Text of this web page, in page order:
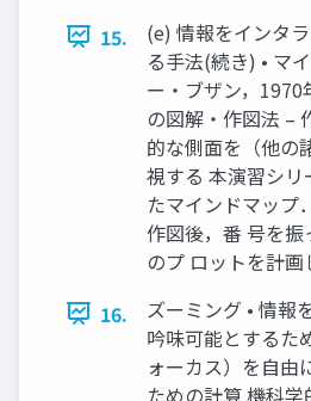
15.
(e) 情報をインタ
る手法(続き) • マ
ー・ブザン，
の図解・作図法 –
的な側面を（他の
視する 本演習シ
たマインドマップ
作図後，番 号を振
のプ ロットを計画
16.
ズーミング • 情報
吟味可能とするた
ォーカス）を自由
ための計算 機科学